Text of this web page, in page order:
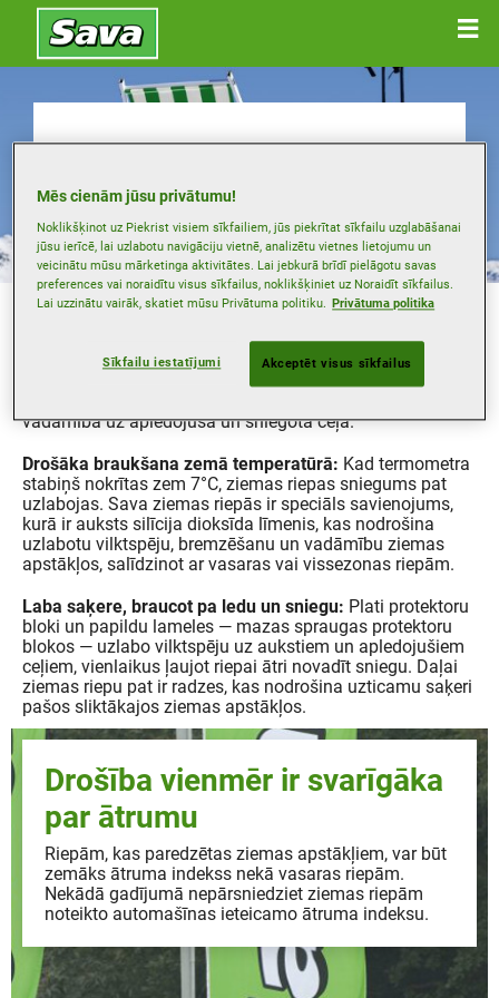
Dažās ES valstīs ar likumu ir noteikts, ka aukstākajos
Pat ja jūsu reģionā nav šādas prasības, aukstiem laika
apstākļiem paredzētu riepu lietošanai var būt snieguma
vadāmība uz apledojuša un sniegota ceļa.
Drošāka braukšana zemā temperatūrā: Kad termometra
stabiņš nokrītas zem 7°C, ziemas riepas sniegums pat
uzlabojas. Sava ziemas riepās ir speciāls savienojums,
kurā ir auksts silīcija dioksīda līmenis, kas nodrošina
uzlabotu vilktspēju, bremzēšanu un vadāmību ziemas
apstākļos, salīdzinot ar vasaras vai vissezonas riepām.
Laba saķere, braucot pa ledu un sniegu: Plati protektoru
bloki un papildu lameles — mazas spraugas protektoru
blokos — uzlabo vilktspēju uz aukstiem un apledojušiem
ceļiem, vienlaikus ļaujot riepai ātri novadīt sniegu. Daļai
ziemas riepu pat ir radzes, kas nodrošina uzticamu saķeri
pašos sliktākajos ziemas apstākļos.
Drošība vienmēr ir svarīgāka
par ātrumu
Riepām, kas paredzētas ziemas apstākļiem, var būt
zemāks ātruma indekss nekā vasaras riepām.
Nekādā gadījumā nepārsniedziet ziemas riepām
noteikto automašīnas ieteicamo ātruma indeksu.
Mēs cienām jūsu privātumu!
Noklikšķinot uz Piekrist visiem sīkfailiem, jūs piekrītat sīkfailu uzglabāšanai
jūsu ierīcē, lai uzlabotu navigāciju vietnē, analizētu vietnes lietojumu un
veicinātu mūsu mārketinga aktivitātes. Lai jebkurā brīdī pielāgotu savas
preferences vai noraidītu visus sīkfailus, noklikšķiniet uz Noraidīt sīkfailus.
Lai uzzinātu vairāk, skatiet mūsu Privātuma politiku. Privātuma politika
Sīkfailu iestatījumi Akceptēt visus sīkfailus